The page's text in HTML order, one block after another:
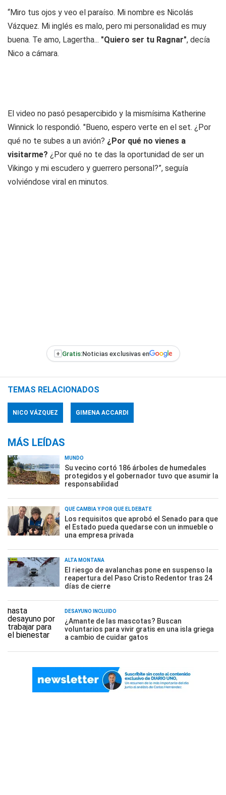
“Miro tus ojos y veo el paraíso. Mi nombre es Nicolás
Vázquez. Mi inglés es malo, pero mi personalidad es muy
buena. Te amo, Lagertha... "Quiero ser tu Ragnar", decía
Nico a cámara.
El video no pasó pesapercibido y la mismísima Katherine
Winnick lo respondió. "Bueno, espero verte en el set. ¿Por
qué no te subes a un avión? ¿Por qué no vienes a
visitarme? ¿Por qué no te das la oportunidad de ser un
Vikingo y mi escudero y guerrero personal?”, seguía
volviéndose viral en minutos.
+ Gratis:Noticias exclusivas en
TEMAS RELACIONADOS
NICO VÁZQUEZ GIMENA ACCARDI
MÁS LEÍDAS
MUNDO
Su vecino cortó 186 árboles de humedales
protegidos y el gobernador tuvo que asumir la
responsabilidad
QUÉ CAMBIA Y POR QUÉ EL DEBATE
Los requisitos que aprobó el Senado para que
el Estado pueda quedarse con un inmueble o
una empresa privada
ALTA MONTAÑA
El riesgo de avalanchas pone en suspenso la
reapertura del Paso Cristo Redentor tras 24
días de cierre
DESAYUNO INCLUÍDO
¿Amante de las mascotas? Buscan
voluntarios para vivir gratis en una isla griega
a cambio de cuidar gatos